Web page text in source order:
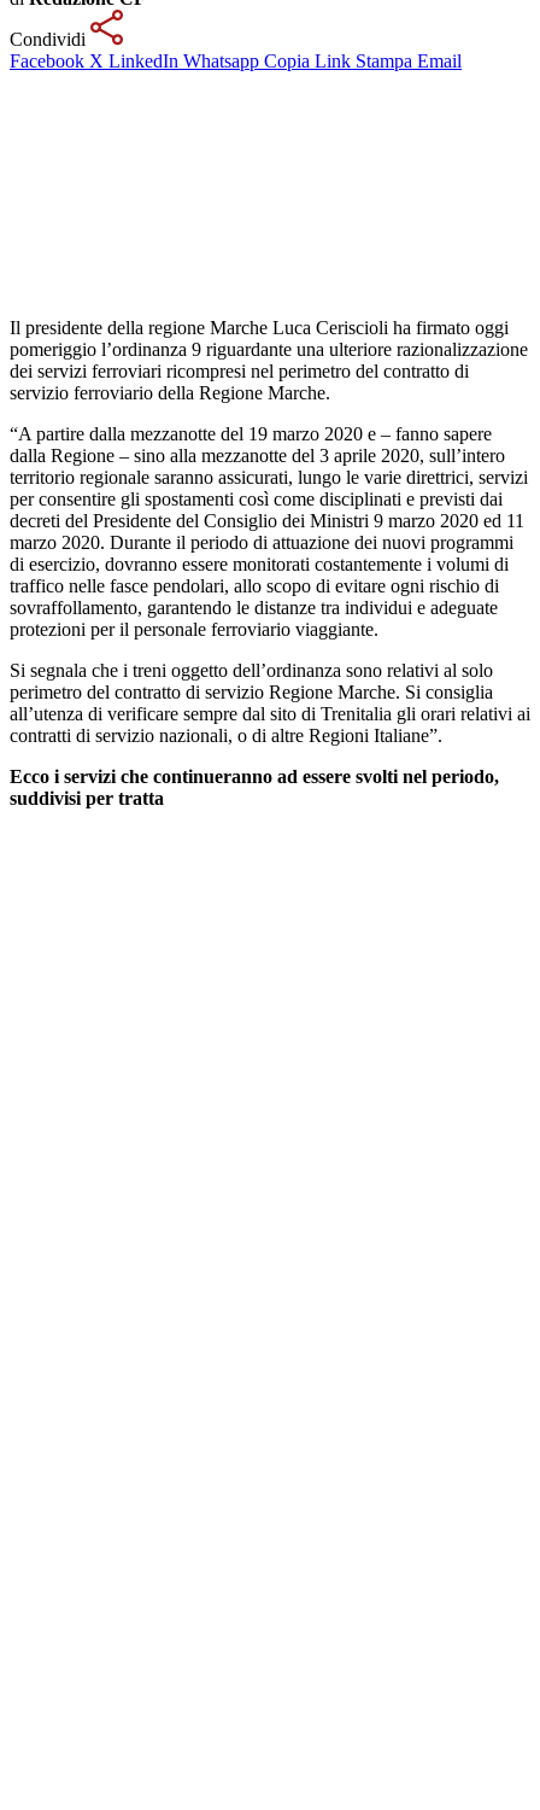
Condividi
Facebook X LinkedIn Whatsapp Copia Link Stampa Email
Il presidente della regione Marche Luca Ceriscioli ha firmato oggi
pomeriggio l’ordinanza 9 riguardante una ulteriore razionalizzazione
dei servizi ferroviari ricompresi nel perimetro del contratto di
servizio ferroviario della Regione Marche.
“A partire dalla mezzanotte del 19 marzo 2020 e – fanno sapere
dalla Regione – sino alla mezzanotte del 3 aprile 2020, sull’intero
territorio regionale saranno assicurati, lungo le varie direttrici, servizi
per consentire gli spostamenti così come disciplinati e previsti dai
decreti del Presidente del Consiglio dei Ministri 9 marzo 2020 ed 11
marzo 2020. Durante il periodo di attuazione dei nuovi programmi
di esercizio, dovranno essere monitorati costantemente i volumi di
traffico nelle fasce pendolari, allo scopo di evitare ogni rischio di
sovraffollamento, garantendo le distanze tra individui e adeguate
protezioni per il personale ferroviario viaggiante.
Si segnala che i treni oggetto dell’ordinanza sono relativi al solo
perimetro del contratto di servizio Regione Marche. Si consiglia
all’utenza di verificare sempre dal sito di Trenitalia gli orari relativi ai
contratti di servizio nazionali, o di altre Regioni Italiane”.
Ecco i servizi che continueranno ad essere svolti nel periodo,
suddivisi per tratta